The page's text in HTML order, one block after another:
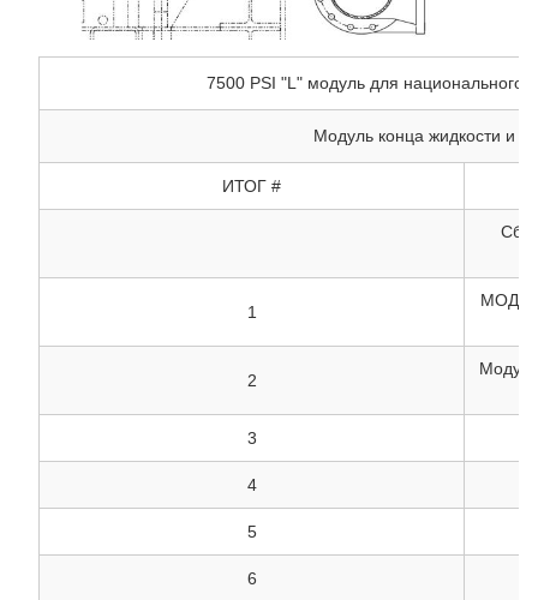
7500 PSI "L" модуль для национального
Модуль конца жидкости и
ИТОГ #
1
2
3
4
5
6